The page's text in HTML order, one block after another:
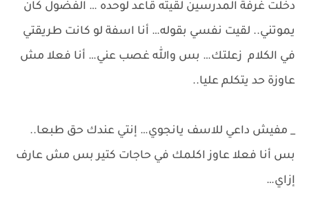
دخلت غرفة المدرسين لقيته قاعد لوحده … الفضول كان
يموتني.. لقيت نفسي بقوله… أنا اسفة لو كانت طريقتي
في الكلام زعلتك… بس والله غصب عني… أنا فعلا مش
عاوزة حد يتكلم عليا..
_ مفيش داعي للاسف يانجوي… إنتي عندك حق طبعا..
بس أنا فعلا عاوز اكلمك في حاجات كتير بس مش عارف
إزاي…